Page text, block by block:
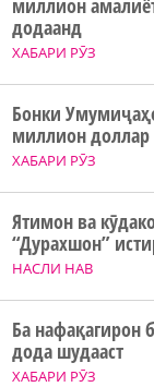
ХАБАРИ РӮЗ
додаанд
ХАБАРИ РӮЗ
Бонки
миллион доллар
НАСЛИ НАВ
Ятимон ва
“Дурахшон”
ХАБАРИ РӮЗ
Ба нафақагирон
дода шудааст